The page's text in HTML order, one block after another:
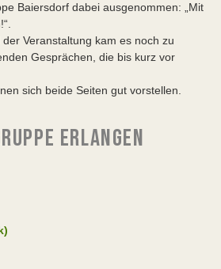
Baiersdorf dabei ausgenommen: „Mit
Veranstaltung kam es noch zu
Gesprächen, die bis kurz vor
sich beide Seiten gut vorstellen.
ERLANGEN